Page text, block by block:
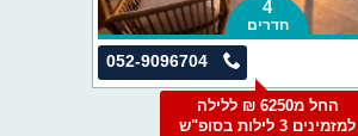
4
חדרים
052-9096704
החל מ6250 ₪ ללילה
למזמינים 3 לילות בסופ"ש